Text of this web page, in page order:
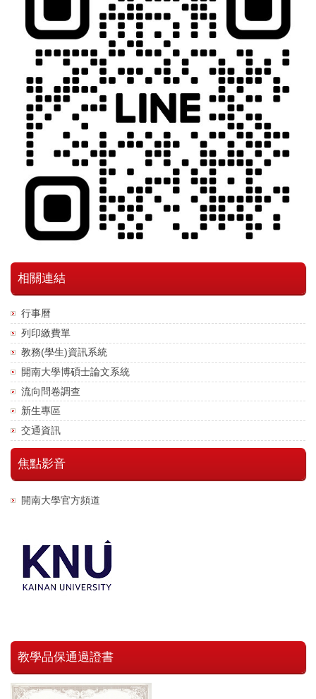
相關連結
行事曆
列印繳費單
教務(學生)資訊系統
開南大學博碩士論文系統
流向問卷調查
新生專區
交通資訊
焦點影音
開南大學官方頻道
教學品保通過證書